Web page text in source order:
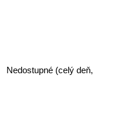
Nedostupné (celý deň,